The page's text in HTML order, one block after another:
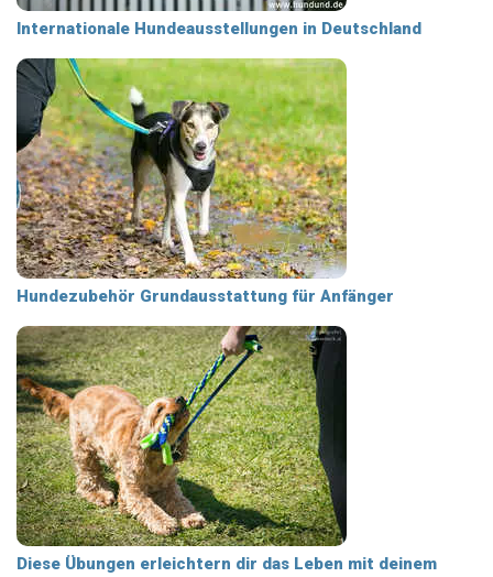
Internationale Hundeausstellungen in Deutschland
Hundezubehör Grundausstattung für Anfänger
Diese Übungen erleichtern dir das Leben mit deinem